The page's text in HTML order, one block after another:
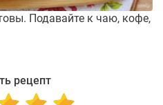
Подавайте к чаю, кофе,
рецепт